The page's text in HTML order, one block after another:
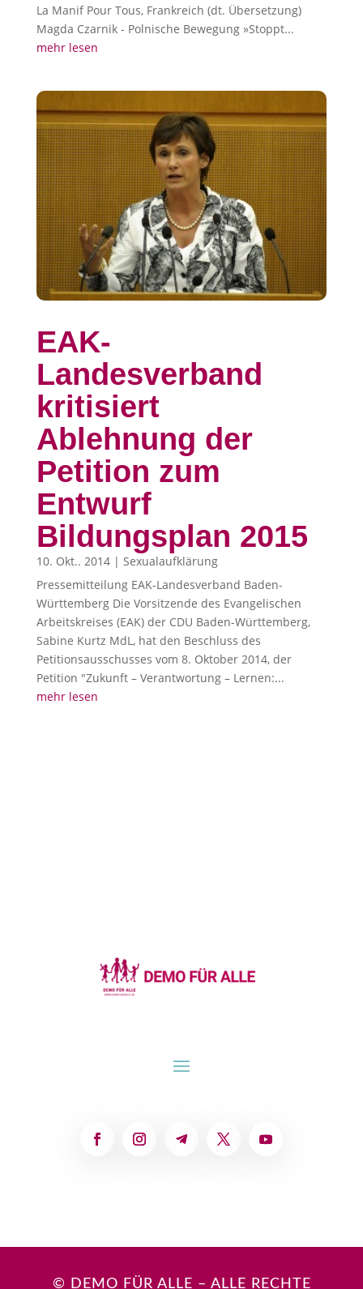
La Manif Pour Tous, Frankreich (dt. Übersetzung)
Magda Czarnik - Polnische Bewegung »Stoppt...
mehr lesen
EAK-
Landesverband
kritisiert
Ablehnung der
Petition zum
Entwurf
Bildungsplan 2015
10. Okt.. 2014| Sexualaufklärung
Pressemitteilung EAK-Landesverband Baden-
Württemberg Die Vorsitzende des Evangelischen
Arbeitskreises (EAK) der CDU Baden-Württemberg,
Sabine Kurtz MdL, hat den Beschluss des
Petitionsausschusses vom 8. Oktober 2014, der
Petition "Zukunft – Verantwortung – Lernen:...
mehr lesen
© DEMO FÜR ALLE – ALLE RECHTE